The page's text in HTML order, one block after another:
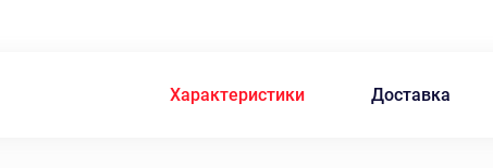
Характеристики Доставка